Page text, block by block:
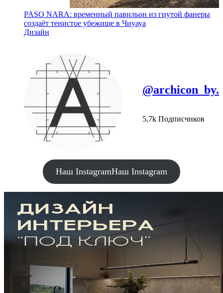
PASO NARA: временный павильон из гнутой фанеры
создаёт тенистое убежище в Чиуауа
Дизайн
@archicon_by.
5,7k Подписчиков
Наш InstagramНаш Instagram